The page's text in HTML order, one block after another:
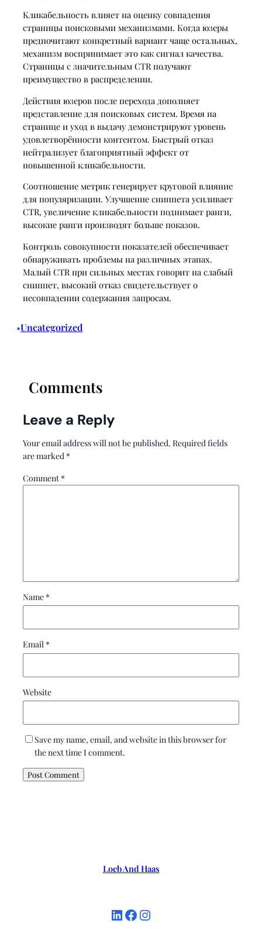
Кликабельность влияет на оценку совпадения
страницы поисковыми механизмами. Когда юзеры
предпочитают конкретный вариант чаще остальных,
механизм воспринимает это как сигнал качества.
Страницы с значительным CTR получают
преимущество в распределении.
Действия юзеров после перехода дополняет
представление для поисковых систем. Время на
странице и уход в выдачу демонстрируют уровень
удовлетворённости контентом. Быстрый отказ
нейтрализует благоприятный эффект от
повышенной кликабельности.
Соотношение метрик генерирует круговой влияние
для популяризации. Улучшение сниппета усиливает
CTR, увеличение кликабельности поднимает ранги,
высокие ранги производят больше показов.
Контроль совокупности показателей обеспечивает
обнаруживать проблемы на различных этапах.
Малый CTR при сильных местах говорит на слабый
сниппет, высокий отказ свидетельствует о
несовпадении содержания запросам.
•Uncategorized
Comments
Leave a Reply
Your email address will not be published. Required fields
are marked *
Comment *
Name *
Email *
Website
Save my name, email, and website in this browser for
the next time I comment.
Loeb And Haas
LinkedIn Facebook Instagram